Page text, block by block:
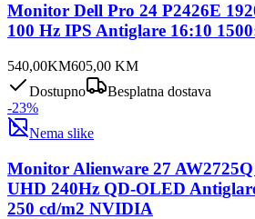
Monitor Dell Pro 24 P2426E
100 Hz IPS Antiglare 16:10
540,00KM605,00 KM
Dostupno
Besplatna dostava
-23%
Nema slike
Monitor Alienware 27
UHD 240Hz QD-OLED
250 cd/m2 NVIDIA